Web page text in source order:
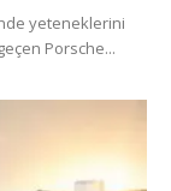
yeteneklerini
Porsche...